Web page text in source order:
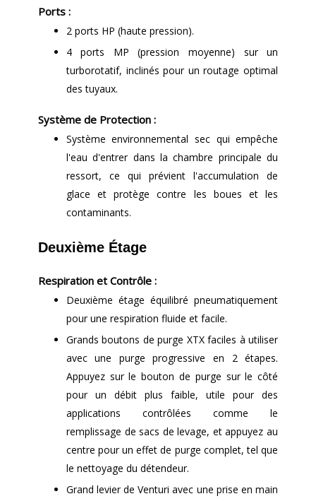
Ports :
2 ports HP (haute pression).
4 ports MP (pression moyenne) sur un
turborotatif, inclinés pour un routage optimal
des tuyaux.
Système de Protection :
Système environnemental sec qui empêche
l'eau d'entrer dans la chambre principale du
ressort, ce qui prévient l'accumulation de
glace et protège contre les boues et les
contaminants.
Deuxième Étage
Respiration et Contrôle :
Deuxième étage équilibré pneumatiquement
pour une respiration fluide et facile.
Grands boutons de purge XTX faciles à utiliser
avec une purge progressive en 2 étapes.
Appuyez sur le bouton de purge sur le côté
pour un débit plus faible, utile pour des
applications contrôlées comme le
remplissage de sacs de levage, et appuyez au
centre pour un effet de purge complet, tel que
le nettoyage du détendeur.
Grand levier de Venturi avec une prise en main